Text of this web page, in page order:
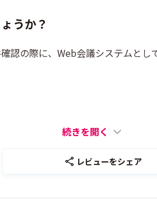
うか？
の際に、Web会議システムとし
続きを開く
レビューをシェア